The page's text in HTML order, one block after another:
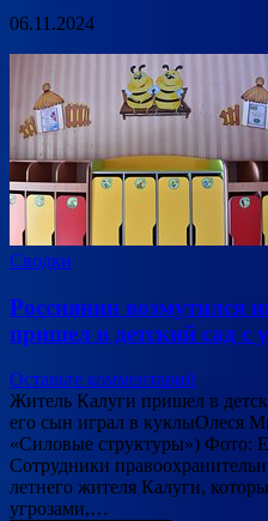
06.11.2024
Сводки
Россиянин возмутился
пришел в детский сад с
Оставьте комментарий
Житель Калуги пришел в
его сын играл в куклыОлеся
«Силовые структуры») Фото:
Сотрудники
летнего жителя Калуги,
угрозами,…